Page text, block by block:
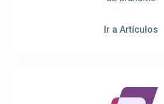
Ir a Artículos